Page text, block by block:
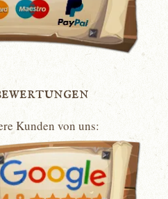
Kunden von uns: